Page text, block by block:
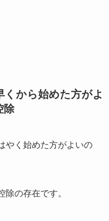
から始めた方がよ
除
やく始めた方がよいの
除の存在です。